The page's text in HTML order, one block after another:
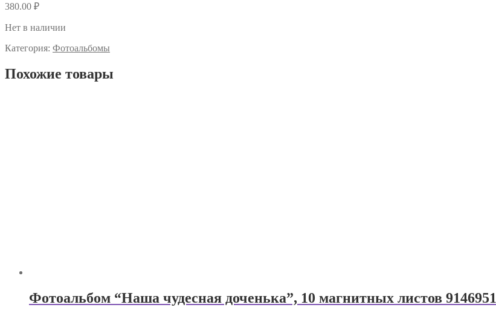
380.00 ₽
Нет в наличии
Категория: Фотоальбомы
Похожие товары
Фотоальбом “Наша чудесная доченька”, 10 магнитных листов 9146951